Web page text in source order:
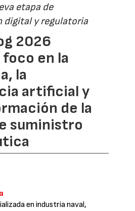
etapa de
digital y regulatoria
2026
en la
la
artificial y
de la
suministro
en industria naval,